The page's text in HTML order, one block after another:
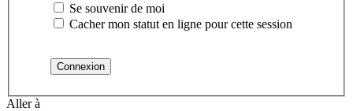
Se souvenir de moi
Cacher mon statut en ligne pour cette session
Aller à